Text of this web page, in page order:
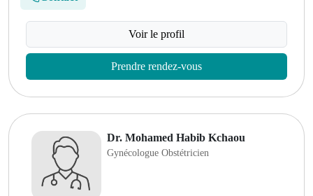
Voir le profil
Prendre rendez-vous
Dr. Mohamed Habib Kchaou
Gynécologue Obstétricien